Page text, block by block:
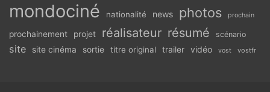
mondociné nationalité news photos prochain
prochainement projet réalisateur résumé scénario
site site cinéma sortie titre original trailer vidéo vost vostfr